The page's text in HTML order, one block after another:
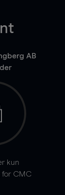
AB
kun
CMC